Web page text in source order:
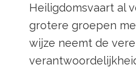
Heiligdomsvaart al
grotere groepen
wijze neemt de